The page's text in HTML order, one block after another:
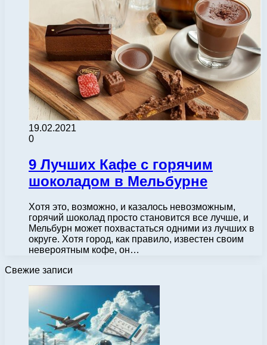
19.02.2021
0
9 Лучших Кафе с горячим
шоколадом в Мельбурне
Хотя это, возможно, и казалось невозможным,
горячий шоколад просто становится все лучше, и
Мельбурн может похвастаться одними из лучших в
округе. Хотя город, как правило, известен своим
невероятным кофе, он…
Свежие записи